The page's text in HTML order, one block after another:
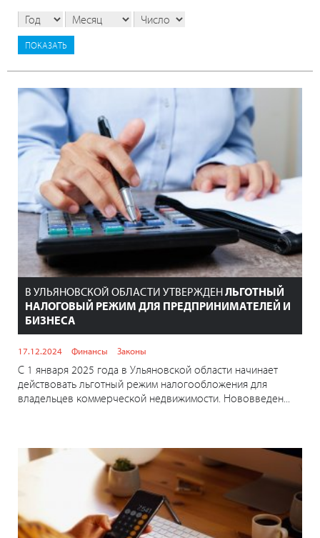
В УЛЬЯНОВСКОЙ ОБЛАСТИ УТВЕРЖДЕНЛЬГОТНЫЙ
НАЛОГОВЫЙ РЕЖИМ ДЛЯ ПРЕДПРИНИМАТЕЛЕЙ И
БИЗНЕСА
17.12.2024 Финансы Законы
С 1 января 2025 года в Ульяновской области начинает
действовать льготный режим налогообложения для
владельцев коммерческой недвижимости. Нововведен...